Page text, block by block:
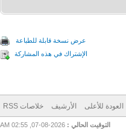
عرض نسخة قابلة للطباعة
الإشتراك في هذه المشاركة
العودة للأعلى الأرشيف خلاصات RSS
التوقيت الحالي :2026-08-07, 02:55 AM